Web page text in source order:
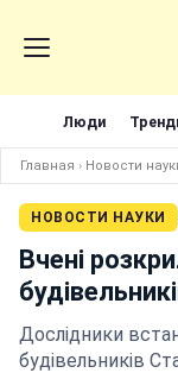
Люди
Главная › Новости
НОВОСТИ НАУКИ
Вчені
Дослідники
будівельників